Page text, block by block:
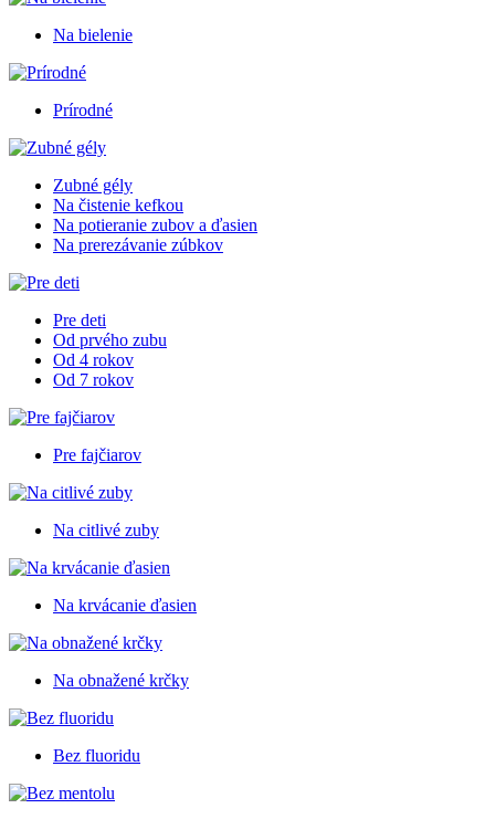
Na bielenie
Prírodné
Zubné gély
Na čistenie kefkou
Na potieranie zubov a ďasien
Na prerezávanie zúbkov
Pre deti
Od prvého zubu
Od 4 rokov
Od 7 rokov
Pre fajčiarov
Na citlivé zuby
Na krvácanie ďasien
Na obnažené krčky
Bez fluoridu